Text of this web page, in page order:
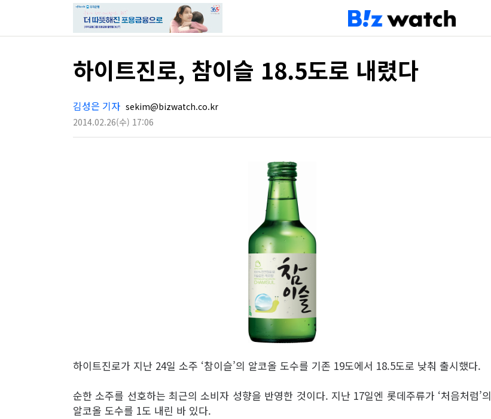
하이트진로, 참이슬 18.5도로 내렸다
김성은 기자 sekim@bizwatch.co.kr
2014.02.26(수) 17:06
하이트진로가 지난 24일 소주 ‘참이슬’의 알코올 도수를 기존 19도에서 18.5도로 낮춰 출시했다.
순한 소주를 선호하는 최근의 소비자 성향을 반영한 것이다. 지난 17일엔 롯데주류가 ‘처음처럼’의
알코올 도수를 1도 내린 바 있다.